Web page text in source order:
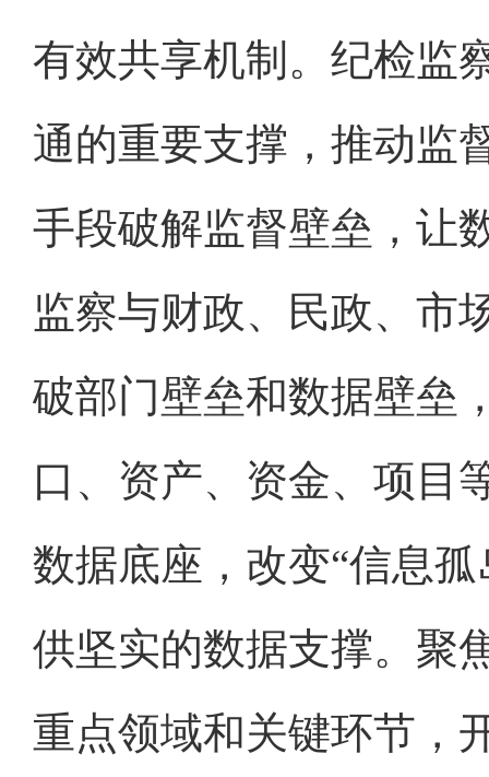
有效共享机制。纪检监
通的重要支撑，推动监
手段破解监督壁垒，让
监察与财政、民政、市
破部门壁垒和数据壁垒
口、资产、资金、项目
数据底座，改变“信息
供坚实的数据支撑。聚
重点领域和关键环节，